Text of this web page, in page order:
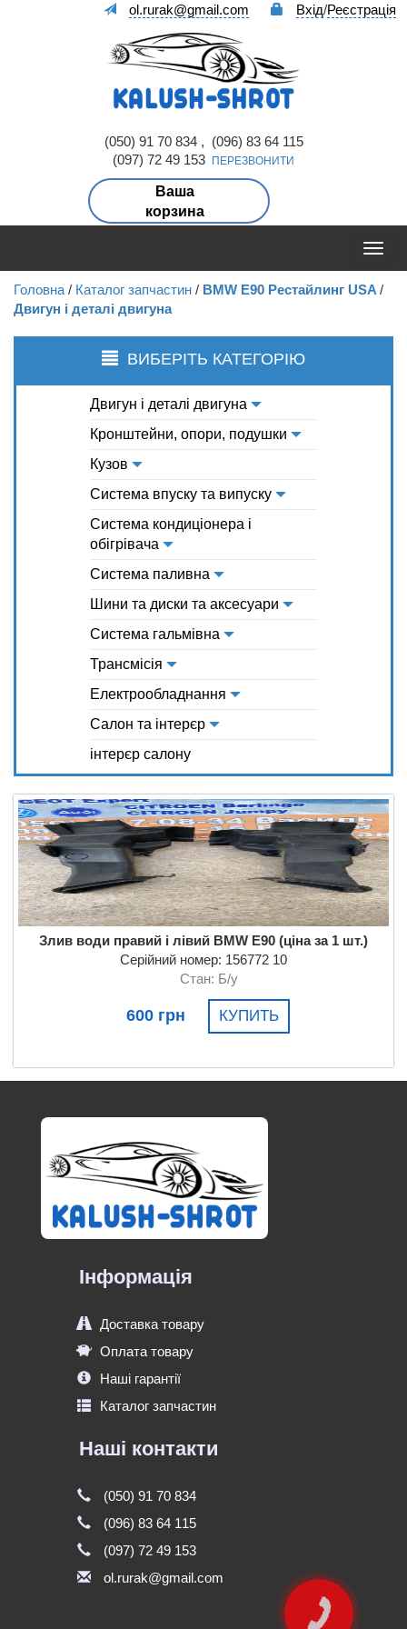
ol.rurak@gmail.com Вхід/Реєстрація
(050) 91 70 834 , (096) 83 64 115
(097) 72 49 153
ПЕРЕЗВОНИТИ
Ваша
корзина
Головна / Каталог запчастин / BMW E90 Рестайлинг USA /
Двигун і деталі двигуна
ВИБЕРІТЬ КАТЕГОРІЮ
Двигун і деталі двигуна
Кронштейни, опори, подушки
Кузов
Система впуску та випуску
Система кондиціонера і
обігрівача
Система паливна
Шини та диски та аксесуари
Система гальмівна
Трансмісія
Електрообладнання
Салон та інтерєр
інтерєр салону
Злив води правий і лівий BMW E90 (ціна за 1 шт.)
Серійний номер: 156772 10
Стан: Б/у
600 грн КУПИТЬ
Інформація
Доставка товару
Оплата товару
Наші гарантії
Каталог запчастин
Наші контакти
(050) 91 70 834
(096) 83 64 115
(097) 72 49 153
ol.rurak@gmail.com